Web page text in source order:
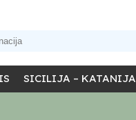
SICILIJA – KATANIJA